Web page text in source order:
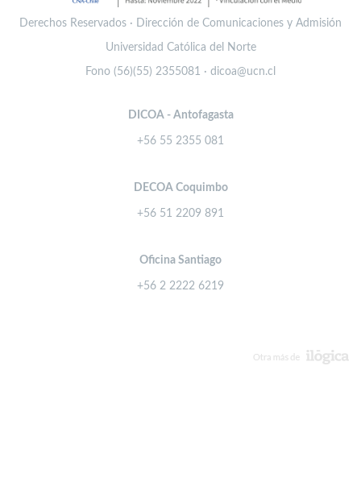
Derechos Reservados · Dirección de Comunicaciones y Admisión
Universidad Católica del Norte
Fono (56)(55) 2355081 · dicoa@ucn.cl
DICOA - Antofagasta
+56 55 2355 081
DECOA Coquimbo
+56 51 2209 891
Oficina Santiago
+56 2 2222 6219